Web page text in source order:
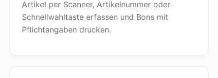
Artikel per Scanner, Artikelnummer oder
Schnellwahltaste erfassen und Bons mit
Pflichtangaben drucken.